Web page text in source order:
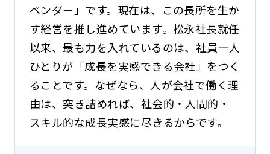
ベンダー」です。現在は、この長所を生か
す経営を推し進めています。松永社長就任
以来、最も力を入れているのは、社員一人
ひとりが「成長を実感できる会社」をつく
ることです。なぜなら、人が会社で働く理
由は、突き詰めれば、社会的・人間的・
スキル的な成長実感に尽きるからです。